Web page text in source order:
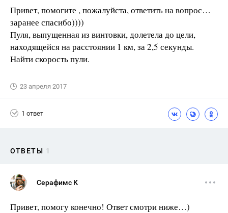
Привет, помогите , пожалуйста, ответить на вопрос…
заранее спасибо))))
Пуля, выпущенная из винтовки, долетела до це­ли,
находящейся на расстоянии 1 км, за 2,5 секунды.
Найти скорость пули.
23 апреля 2017
1 ответ
ОТВЕТЫ 1
Серафимс К
Привет, помогу конечно! Ответ смотри ниже…)